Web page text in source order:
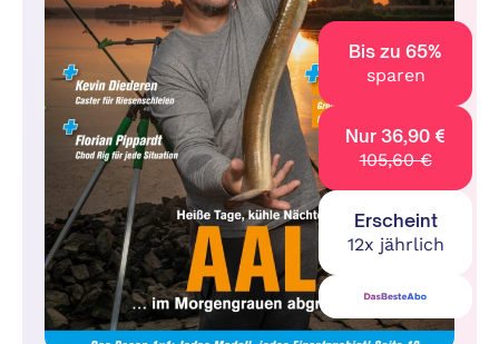
Bis zu 65%
sparen
Nur 36,90 €
105,60 €
Erscheint
12x jährlich